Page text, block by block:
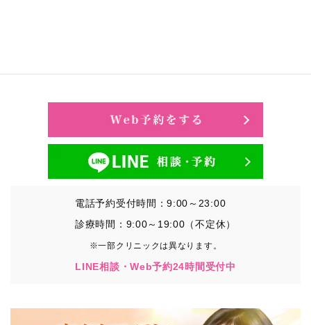
①TCBグループが患者様から取得する情報
・その他、特定の個人を識別することができる情報
②TCBグループが各種サービスの利用に関連して取得す
日時、閲覧履歴等に関連する情報
（これには、Cookie情報、アクセスログ等の利用状況に
関する情報を含みます。）
③TCBグループが第三者から間接的に収集する情報
患者様の同意を得た上で、以下の情報をパブリックDMP
電話予約受付時間：9:00～23:00
診療時間：9:00～19:00（不定休）
※一部クリニックは異なります。
LINE相談・Web予約24時間受付中